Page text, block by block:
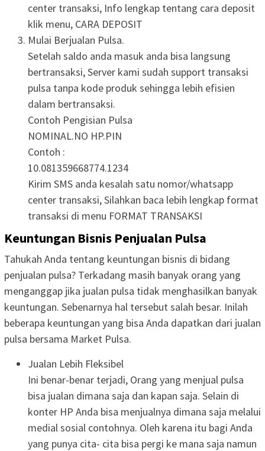
center transaksi, Info lengkap tentang cara deposit
klik menu, CARA DEPOSIT
Mulai Berjualan Pulsa.
Setelah saldo anda masuk anda bisa langsung
bertransaksi, Server kami sudah support transaksi
pulsa tanpa kode produk sehingga lebih efisien
dalam bertransaksi.
Contoh Pengisian Pulsa
NOMINAL.NO HP.PIN
Contoh :
10.081359668774.1234
Kirim SMS anda kesalah satu nomor/whatsapp
center transaksi, Silahkan baca lebih lengkap format
transaksi di menu FORMAT TRANSAKSI
Keuntungan Bisnis Penjualan Pulsa
Tahukah Anda tentang keuntungan bisnis di bidang
penjualan pulsa? Terkadang masih banyak orang yang
menganggap jika jualan pulsa tidak menghasilkan banyak
keuntungan. Sebenarnya hal tersebut salah besar. Inilah
beberapa keuntungan yang bisa Anda dapatkan dari jualan
pulsa bersama Market Pulsa.
Jualan Lebih Fleksibel
Ini benar-benar terjadi, Orang yang menjual pulsa
bisa jualan dimana saja dan kapan saja. Selain di
konter HP Anda bisa menjualnya dimana saja melalui
medial sosial contohnya. Oleh karena itu bagi Anda
yang punya cita- cita bisa pergi ke mana saja namun